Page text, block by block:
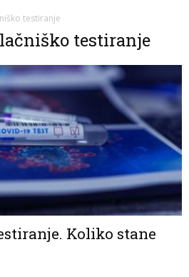
testiranje
testiranje
Koliko stane